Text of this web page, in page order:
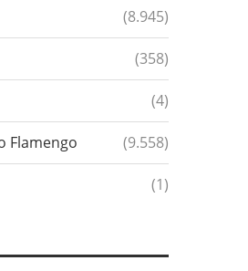
(8.945)
(358)
(4)
Flamengo (9.558)
(1)